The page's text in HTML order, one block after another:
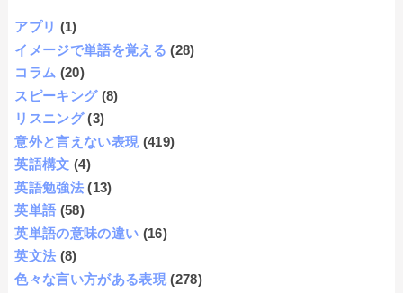
アプリ (1)
イメージで単語を覚える (28)
コラム (20)
スピーキング (8)
リスニング (3)
意外と言えない表現 (419)
英語構文 (4)
英語勉強法 (13)
英単語 (58)
英単語の意味の違い (16)
英文法 (8)
色々な言い方がある表現 (278)